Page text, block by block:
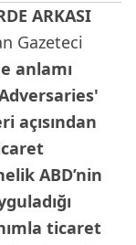
ARKASI
Gazeteci
anlamı
açısından
ABD’nin
ticaret